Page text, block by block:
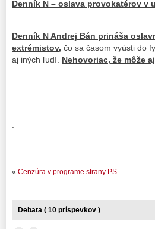
Denník N – oslava provokatérov
Denník N Andrej Bán prináša
extrémistov, čo sa časom vyústi do
aj iných ľudí. Nehovoriac, že môže
« Cenzúra v programe strany PS
Debata ( 10 príspevkov )